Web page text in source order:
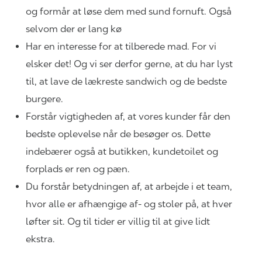
og formår at løse dem med sund fornuft. Også
selvom der er lang kø
Har en interesse for at tilberede mad. For vi
elsker det! Og vi ser derfor gerne, at du har lyst
til, at lave de lækreste sandwich og de bedste
burgere.
Forstår vigtigheden af, at vores kunder får den
bedste oplevelse når de besøger os. Dette
indebærer også at butikken, kundetoilet og
forplads er ren og pæn.
Du forstår betydningen af, at arbejde i et team,
hvor alle er afhængige af- og stoler på, at hver
løfter sit. Og til tider er villig til at give lidt
ekstra.